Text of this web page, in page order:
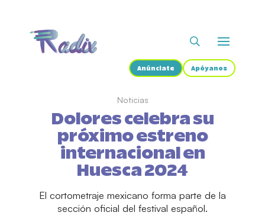
Anúnciate Apóyanos
Noticias
Dolores celebra su
próximo estreno
internacional en
Huesca 2024
El cortometraje mexicano forma parte de la
sección oficial del festival español.